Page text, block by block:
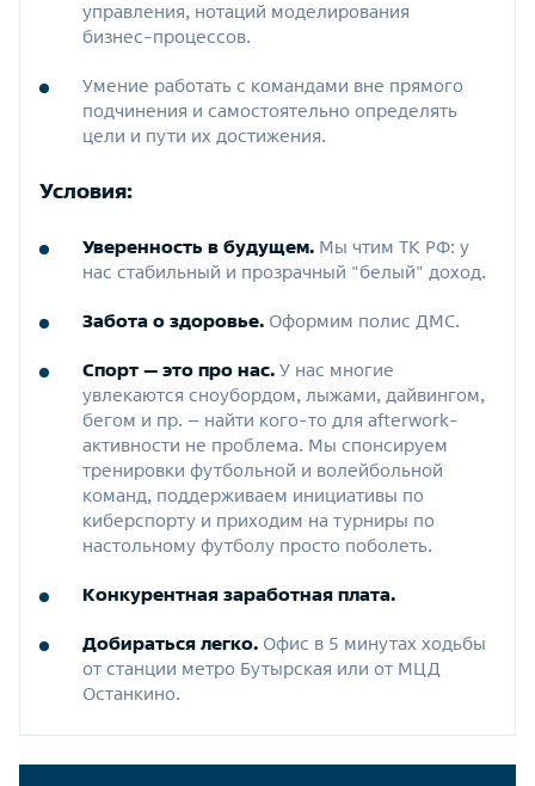
управления, нотаций моделирования
бизнес‑процессов.
Умение работать с командами вне прямого
подчинения и самостоятельно определять
цели и пути их достижения.
Условия:
Уверенность в будущем. Мы чтим ТК РФ: у
нас стабильный и прозрачный "белый" доход.
Забота о здоровье. Оформим полис ДМС.
Спорт — это про нас. У нас многие
увлекаются сноубордом, лыжами, дайвингом,
бегом и пр. – найти кого-то для afterwork-
активности не проблема. Мы спонсируем
тренировки футбольной и волейбольной
команд, поддерживаем инициативы по
киберспорту и приходим на турниры по
настольному футболу просто поболеть.
Конкурентная заработная плата.
Добираться легко. Офис в 5 минутах ходьбы
от станции метро Бутырская или от МЦД
Останкино.